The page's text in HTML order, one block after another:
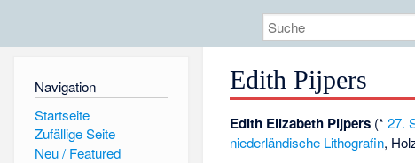
Navigation
Startseite
Zufällige Seite
Neu / Featured
Edith Pijpers
Edith Elizabeth Pijpers (*27.
niederländische Lithografin,